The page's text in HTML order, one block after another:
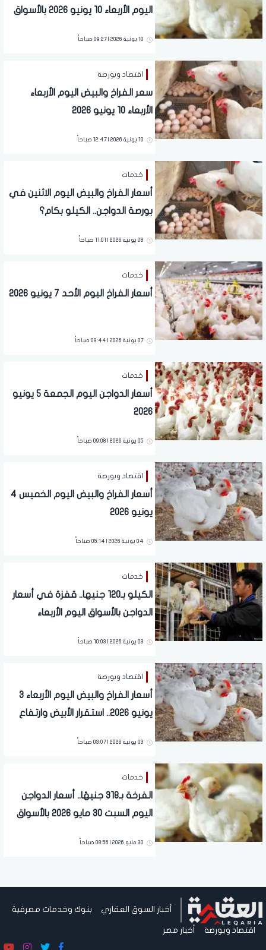
اليوم الأربعاء 10 يونيو 2026 بالأسواق
10 يونية 2026 | 09:27 صباحاً
اقتصاد وبورصة
سعر الفراخ والبيض اليوم الأربعاء
الأربعاء 10 يونيو 2026
10 يونية 2026 | 12:47 صباحاً
خدمات
أسعار الفراخ والبيض اليوم الاثنين في
بورصة الدواجن.. الكيلو بكام؟
08 يونية 2026 | 11:01 صباحاً
خدمات
أسعار الفراخ اليوم الأحد 7 يونيو 2026
07 يونية 2026 | 09:44 صباحاً
خدمات
أسعار الدواجن اليوم الجمعة 5 يونيو
2026
05 يونية 2026 | 09:08 صباحاً
اقتصاد وبورصة
أسعار الفراخ والبيض اليوم الخميس 4
يونيو 2026
04 يونية 2026 | 05:14 صباحاً
خدمات
الكيلو بـ120 جنيها.. قفزة في أسعار
الدواجن بالأسواق اليوم الأربعاء
03 يونية 2026 | 10:03 صباحاً
اقتصاد وبورصة
أسعار الفراخ والبيض اليوم الأربعاء 3
يونيو 2026.. استقرار الأبيض وارتفاع
03 يونية 2026 | 03:07 صباحاً
خدمات
الفرخة بـ318 جنيهًا.. أسعار الدواجن
اليوم السبت 30 مايو 2026 بالأسواق
30 مايو 2026 | 08:56 صباحاً
أخبار السوق العقاري بنوك وخدمات مصرفية
اقتصاد وبورصة أخبار مصر